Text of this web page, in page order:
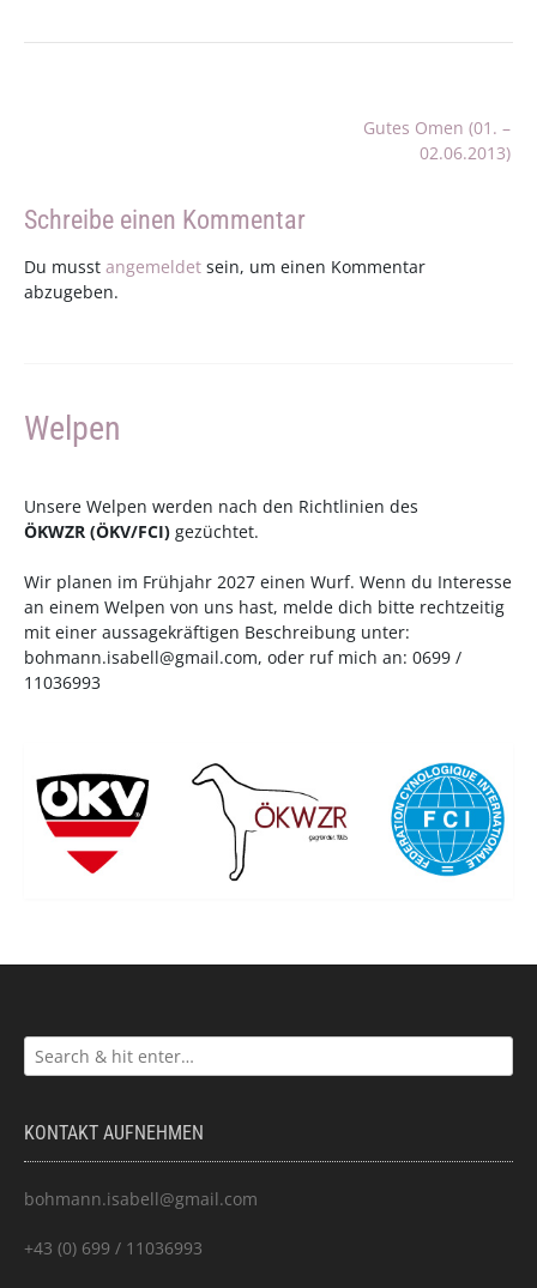
Gutes Omen (01. –
02.06.2013)
Schreibe einen Kommentar
Du musst angemeldet sein, um einen Kommentar
abzugeben.
Welpen
Unsere Welpen werden nach den Richtlinien des
ÖKWZR (ÖKV/FCI) gezüchtet.
Wir planen im Frühjahr 2027 einen Wurf. Wenn du Interesse
an einem Welpen von uns hast, melde dich bitte rechtzeitig
mit einer aussagekräftigen Beschreibung unter:
bohmann.isabell@gmail.com, oder ruf mich an: 0699 /
11036993
KONTAKT AUFNEHMEN
bohmann.isabell@gmail.com
+43 (0) 699 / 11036993